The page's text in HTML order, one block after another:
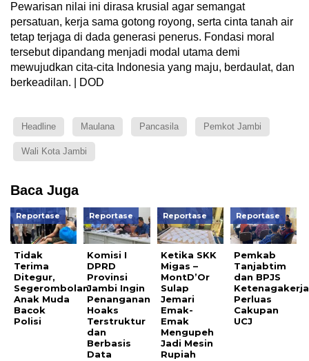
Pewarisan nilai ini dirasa krusial agar semangat
persatuan, kerja sama gotong royong, serta cinta tanah air
tetap terjaga di dada generasi penerus. Fondasi moral
tersebut dipandang menjadi modal utama demi
mewujudkan cita-cita Indonesia yang maju, berdaulat, dan
berkeadilan. | DOD
Headline Maulana Pancasila Pemkot Jambi
Wali Kota Jambi
Baca Juga
Reportase
Tidak
Terima
Ditegur,
Segerombolan
Anak Muda
Bacok
Polisi
Reportase
Komisi I
DPRD
Provinsi
Jambi Ingin
Penanganan
Hoaks
Terstruktur
dan
Berbasis
Data
Reportase
Ketika SKK
Migas –
MontD’Or
Sulap
Jemari
Emak-
Emak
Mengupeh
Jadi Mesin
Rupiah
Reportase
Pemkab
Tanjabtim
dan BPJS
Perluas
Cakupan
UCJ